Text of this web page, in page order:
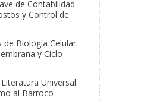
de Contabilidad
y Control de
de Biología Celular:
y Ciclo
Universal:
al Barroco